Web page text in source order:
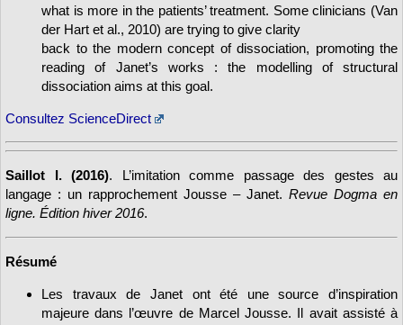
what is more in the patients’ treatment. Some clinicians (Van
der Hart et al., 2010) are trying to give clarity
back to the modern concept of dissociation, promoting the
reading of Janet’s works : the modelling of structural
dissociation aims at this goal.
Consultez ScienceDirect
Saillot I. (2016). L’imitation comme passage des gestes au
langage : un rapprochement Jousse – Janet. Revue Dogma en
ligne. Édition hiver 2016.
Résumé
Les travaux de Janet ont été une source d’inspiration
majeure dans l’œuvre de Marcel Jousse. Il avait assisté à